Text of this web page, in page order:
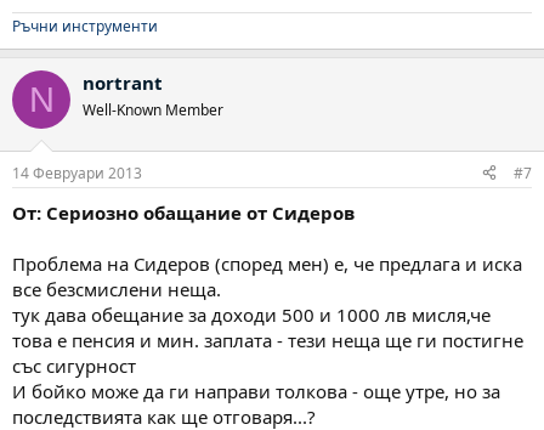
Ръчни инструменти
N nortrant
Well-Known Member
14 Февруари 2013 #7
От: Сериозно обащание от Сидеров
Проблема на Сидеров (според мен) е, че предлага и иска
все безсмислени неща.
тук дава обещание за доходи 500 и 1000 лв мисля,че
това е пенсия и мин. заплата - тези неща ще ги постигне
със сигурност
И бойко може да ги направи толкова - още утре, но за
последствията как ще отговаря...?